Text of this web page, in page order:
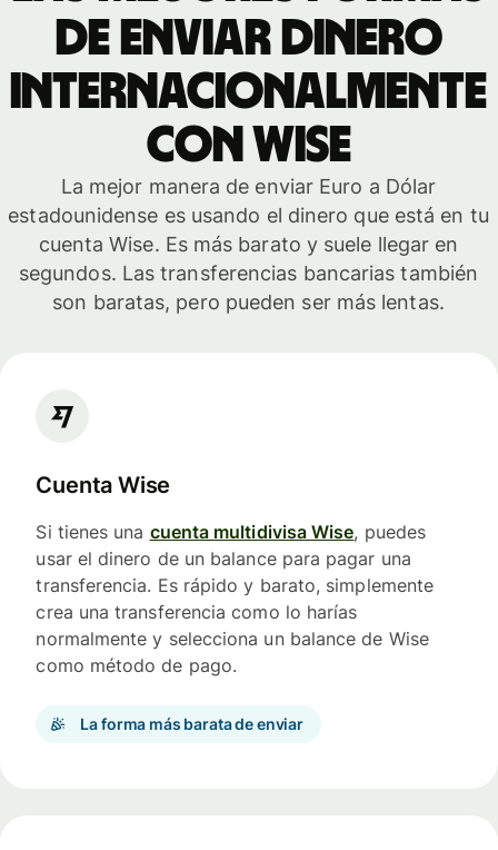
de enviar dinero
internacionalmente
con Wise
La mejor manera de enviar Euro a Dólar
estadounidense es usando el dinero que está en tu
cuenta Wise. Es más barato y suele llegar en
segundos. Las transferencias bancarias también
son baratas, pero pueden ser más lentas.
Cuenta Wise
Si tienes una cuenta multidivisa Wise, puedes
usar el dinero de un balance para pagar una
transferencia. Es rápido y barato, simplemente
crea una transferencia como lo harías
normalmente y selecciona un balance de Wise
como método de pago.
La forma más barata de enviar